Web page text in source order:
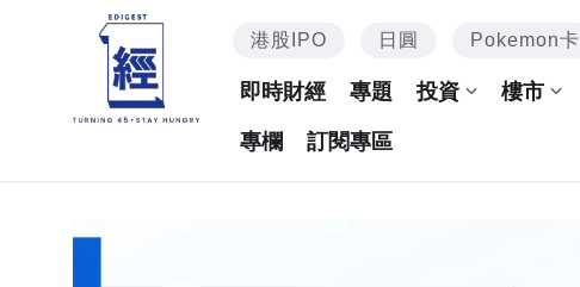
港股IPO 日圓 Pokemon卡
即時財經 專題 投資 樓市
專欄 訂閱專區